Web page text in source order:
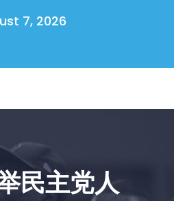
Shop
我们合作
您的派对
行动
Vote
捐赠
7, 2026
民主党人